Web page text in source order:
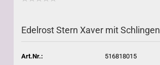
Edelrost Stern Xaver mit Schlingen
Art.Nr.:
516818015